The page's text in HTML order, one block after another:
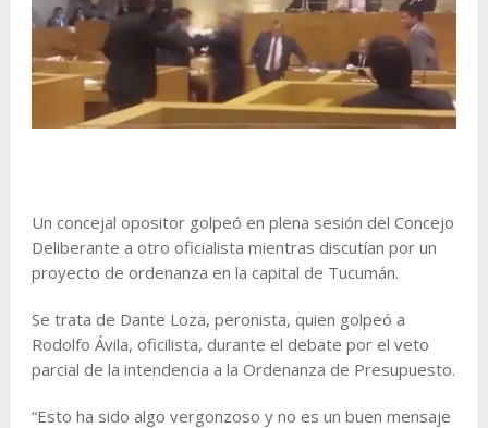
Un concejal opositor golpeó en plena sesión del Concejo
Deliberante a otro oficialista mientras discutían por un
proyecto de ordenanza en la capital de Tucumán.
Se trata de Dante Loza, peronista, quien golpeó a
Rodolfo Ávila, oficilista, durante el debate por el veto
parcial de la intendencia a la Ordenanza de Presupuesto.
“Esto ha sido algo vergonzoso y no es un buen mensaje